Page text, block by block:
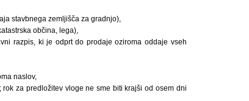
stavbnega zemljišča za gradnjo),
občina, lega),
razpis, ki je odprt do prodaje oziroma oddaje vseh
naslov,
za predložitev vloge ne sme biti krajši od osem dni